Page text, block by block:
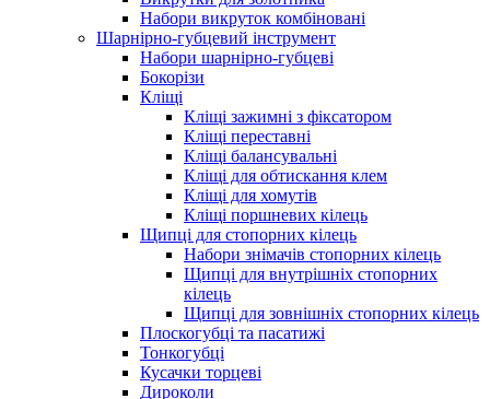
Набори викруток комбіновані
Шарнірно-губцевий інструмент
Набори шарнірно-губцеві
Бокорізи
Кліщі
Кліщі зажимні з фіксатором
Кліщі переставні
Кліщі балансувальні
Кліщі для обтискання клем
Кліщі для хомутів
Кліщі поршневих кілець
Щипці для стопорних кілець
Набори знімачів стопорних кілець
Щипці для внутрішніх стопорних
кілець
Щипці для зовнішніх стопорних кілець
Плоскогубці та пасатижі
Тонкогубці
Кусачки торцеві
Дироколи